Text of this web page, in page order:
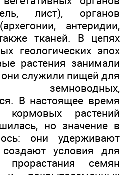
лист), органов
антеридии,
тканей. В цепях
геологических эпох
растения занимали
служили пищей для
земноводных,
В настоящее время
растений
но значение в
они удерживают
условия для
прорастания семян